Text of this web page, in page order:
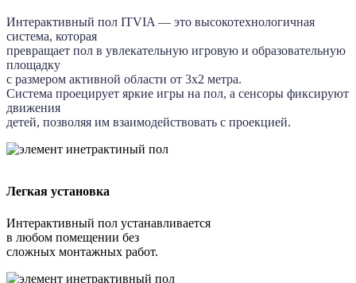
Интерактивный пол ITVIA — это высокотехнологичная
система, которая
превращает пол в увлекательную игровую и образовательную
площадку
с размером активной области от 3х2 метра.
Система проецирует яркие игры на пол, а сенсоры фиксируют
движения
детей, позволяя им взаимодействовать с проекцией.
Легкая установка
Интерактивный пол устанавливается
в любом помещении без
сложных монтажных работ.